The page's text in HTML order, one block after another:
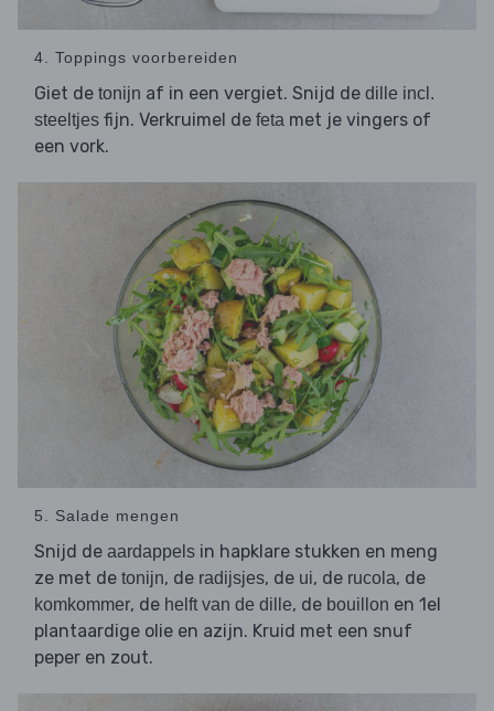
4. Toppings voorbereiden
Giet de tonijn af in een vergiet. Snijd de dille incl.
steeltjes fijn. Verkruimel de feta met je vingers of
een vork.
5. Salade mengen
Snijd de aardappels in hapklare stukken en meng
ze met de tonijn, de radijsjes, de ui, de rucola, de
komkommer, de helft van de dille, de bouillon en 1el
plantaardige olie en azijn. Kruid met een snuf
peper en zout.